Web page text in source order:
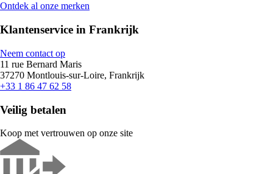
Ontdek al onze merken
Klantenservice in Frankrijk
Neem contact op
11 rue Bernard Maris
37270 Montlouis-sur-Loire, Frankrijk
+33 1 86 47 62 58
Veilig betalen
Koop met vertrouwen op onze site